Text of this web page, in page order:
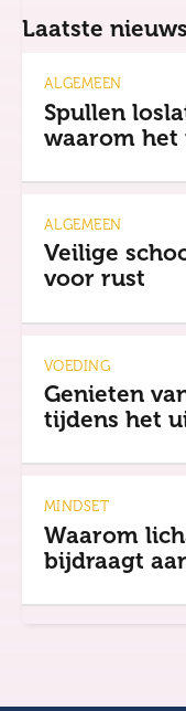
Laatste nieuws
ALGEMEEN
Spullen
waarom het
ALGEMEEN
Veilige
voor rust
VOEDING
Genieten
tijdens het
MINDSET
Waarom
bijdraagt